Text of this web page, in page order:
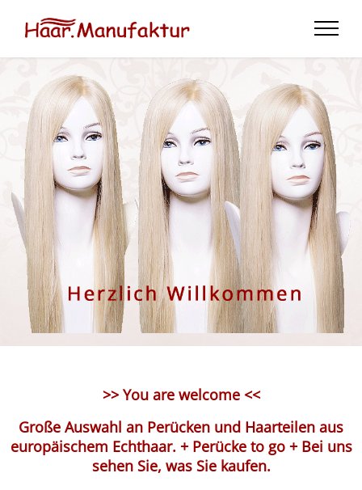
>> You are welcome<<
Große Auswahl an Perücken und Haarteilen aus
europäischem Echthaar. + Perücke to go + Bei uns
sehen Sie, was Sie kaufen.